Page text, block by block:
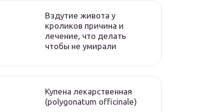
Вздутие живота у
кроликов причина и
лечение, что делать
чтобы не умирали
Купена лекарственная
(polygonatum officinale)